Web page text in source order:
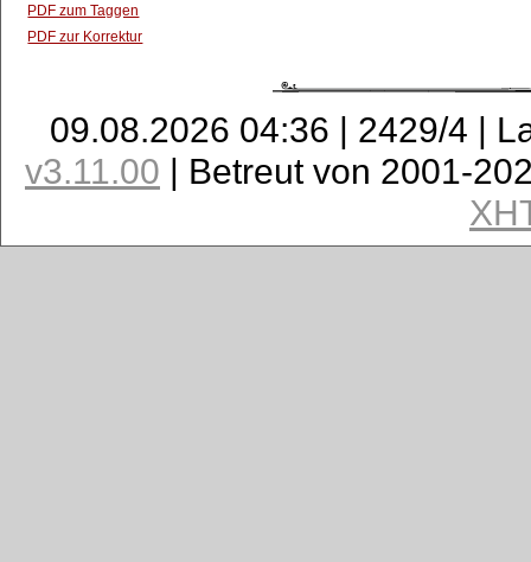
PDF zum Taggen
PDF zur Korrektur
09.08.2026 04:36 | 2429/4 |
v3.11.00 | Betreut von 2001-